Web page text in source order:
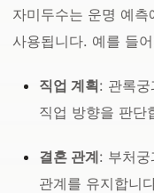
자미두수는 운명 예
사용됩니다. 예를 들
직업 계획: 관록
직업 방향을 판단
결혼 관계: 부처
관계를 유지합니